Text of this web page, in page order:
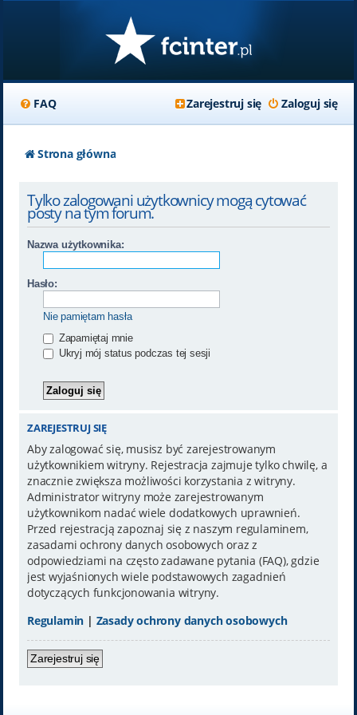
FAQ Zaloguj się
Zarejestruj się
Strona główna
Tylko zalogowani użytkownicy mogą cytować
posty na tym forum.
Nazwa użytkownika:
Hasło:
Nie pamiętam hasła
Zapamiętaj mnie
Ukryj mój status podczas tej sesji
ZAREJESTRUJ SIĘ
Aby zalogować się, musisz być zarejestrowanym
użytkownikiem witryny. Rejestracja zajmuje tylko chwilę, a
znacznie zwiększa możliwości korzystania z witryny.
Administrator witryny może zarejestrowanym
użytkownikom nadać wiele dodatkowych uprawnień.
Przed rejestracją zapoznaj się z naszym regulaminem,
zasadami ochrony danych osobowych oraz z
odpowiedziami na często zadawane pytania (FAQ), gdzie
jest wyjaśnionych wiele podstawowych zagadnień
dotyczących funkcjonowania witryny.
Regulamin | Zasady ochrony danych osobowych
Zarejestruj się